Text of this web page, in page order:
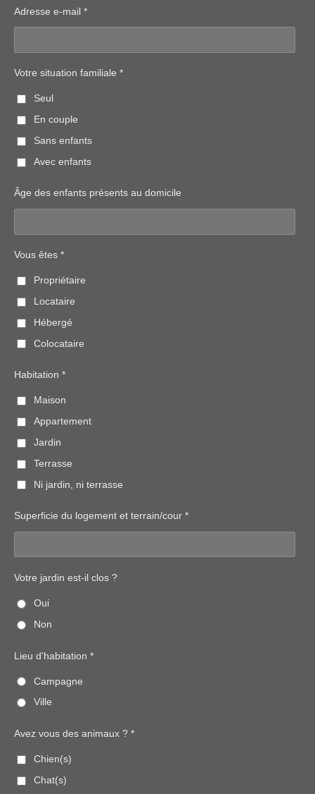
Adresse e-mail *
Votre situation familiale *
Seul
En couple
Sans enfants
Avec enfants
Âge des enfants présents au domicile
Vous êtes *
Propriétaire
Locataire
Hébergé
Colocataire
Habitation *
Maison
Appartement
Jardin
Terrasse
Ni jardin, ni terrasse
Superficie du logement et terrain/cour *
Votre jardin est-il clos ?
Oui
Non
Lieu d'habitation *
Campagne
Ville
Avez vous des animaux ? *
Chien(s)
Chat(s)